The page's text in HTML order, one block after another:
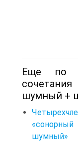
Еще по
шумный +
шумный»